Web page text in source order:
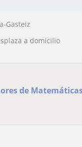
Gasteiz
a domicilio
de